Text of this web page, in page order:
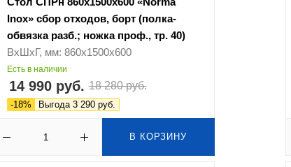
Inox» сбор отходов, борт (полка-
обвязка разб.; ножка проф., тр. 40)
ВхШхГ, мм: 860х1500х600
Есть в наличии
14 990 руб. 18 280 руб.
-18% Выгода 3 290 руб.
В КОРЗИНУ